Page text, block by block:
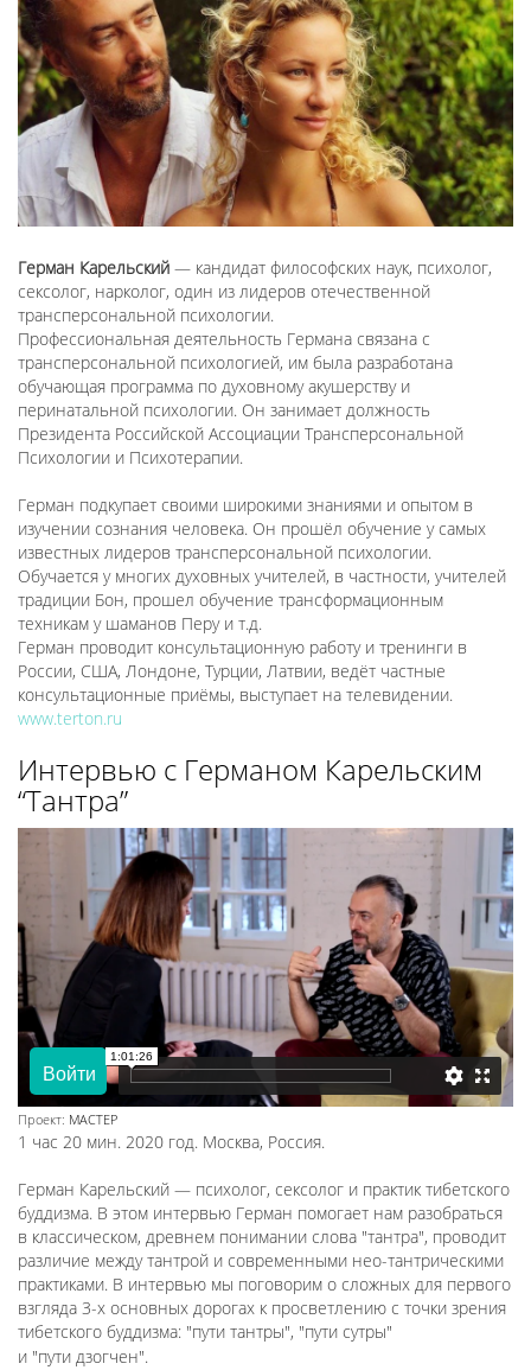
Герман Карельский — кандидат философских наук, психолог,
сексолог, нарколог, один из лидеров отечественной
трансперсональной психологии.
Профессиональная деятельность Германа связана с
трансперсональной психологией, им была разработана
обучающая программа по духовному акушерству и
перинатальной психологии. Он занимает должность
Президента Российской Ассоциации Трансперсональной
Психологии и Психотерапии.
Герман подкупает своими широкими знаниями и опытом в
изучении сознания человека. Он прошёл обучение у самых
известных лидеров трансперсональной психологии.
Обучается у многих духовных учителей, в частности, учителей
традиции Бон, прошел обучение трансформационным
техникам у шаманов Перу и т.д.
Герман проводит консультационную работу и тренинги в
России, США, Лондоне, Турции, Латвии, ведёт частные
консультационные приёмы, выступает на телевидении.
www.terton.ru
Интервью с Германом Карельским
“Тантра”
Проект: МАСТЕР
1 час 20 мин. 2020 год. Москва, Россия.
Герман Карельский — психолог, сексолог и практик тибетского
буддизма. В этом интервью Герман помогает нам разобраться
в классическом, древнем понимании слова "тантра", проводит
различие между тантрой и современными нео-тантрическими
практиками. В интервью мы поговорим о сложных для первого
взгляда 3-х основных дорогах к просветлению с точки зрения
тибетского буддизма: "пути тантры", "пути сутры"
и "пути дзогчен".